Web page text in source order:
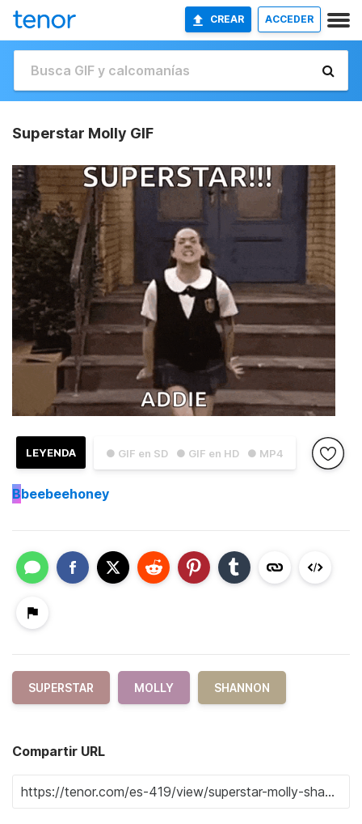
CREAR ACCEDER
Superstar Molly GIF
● GIF en SD ● GIF en HD ● MP4
LEYENDA
Bbeebeehoney
SUPERSTAR MOLLY SHANNON
Compartir URL